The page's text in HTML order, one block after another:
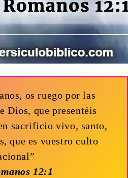
os ruego por las
Dios, que presentéis
sacrificio vivo, santo,
que es vuestro culto
12:1